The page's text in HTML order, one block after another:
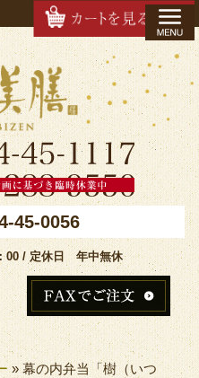
45-0056
00 / 定休日 年中無休
»幕の内弁当「樹（いつ